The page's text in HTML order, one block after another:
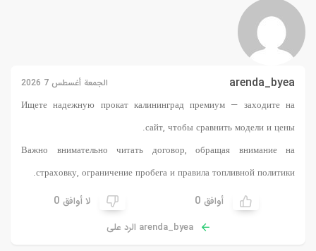
arenda_byea الجمعة أغسطس 7 2026
Ищете надежную прокат калининград премиум — заходите на
сайт, чтобы сравнить модели и цены.
Важно внимательно читать договор, обращая внимание на
страховку, ограничение пробега и правила топливной политики.
أوافق 0 لا أوافق 0
arenda_byea الرد على